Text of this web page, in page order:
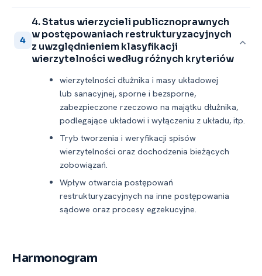
4
4. Status wierzycieli publicznoprawnych
w postępowaniach restrukturyzacyjnych
z uwzględnieniem klasyfikacji
wierzytelności według różnych kryteriów
wierzytelności dłużnika i masy układowej
lub sanacyjnej, sporne i bezsporne,
zabezpieczone rzeczowo na majątku dłużnika,
podlegające układowi i wyłączeniu z układu, itp.
Tryb tworzenia i weryfikacji spisów
wierzytelności oraz dochodzenia bieżących
zobowiązań.
Wpływ otwarcia postępowań
restrukturyzacyjnych na inne postępowania
sądowe oraz procesy egzekucyjne.
Harmonogram